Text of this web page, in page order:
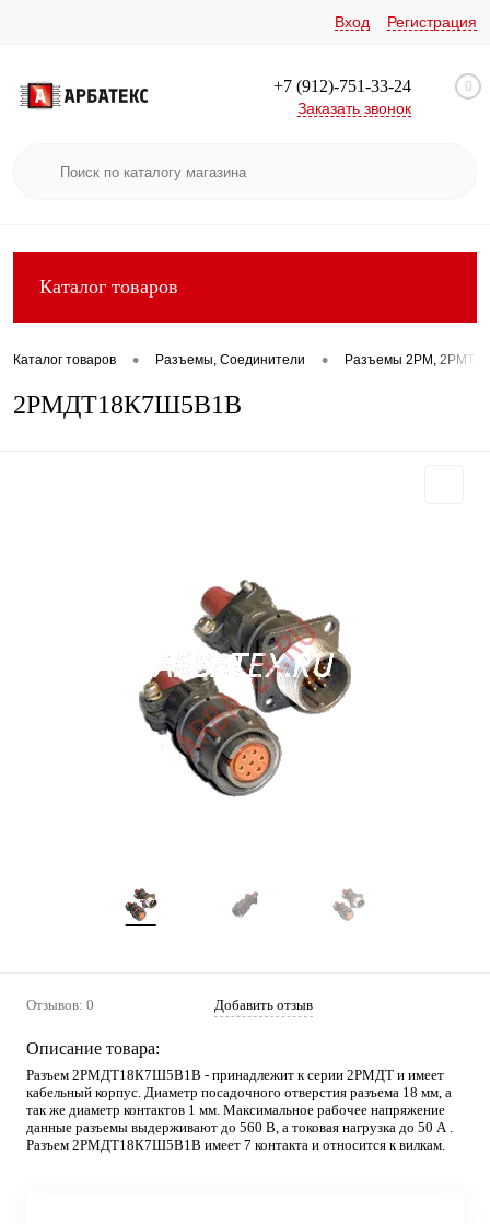
Вход Регистрация
+7 (912)-751-33-24
Заказать звонок
0
Каталог товаров
Каталог товаров • Разъемы, Соединители • Разъемы 2РМ, 2РМТ,
2РМДТ18К7Ш5В1В
Отзывов: 0 Добавить отзыв
Описание товара:
Разъем 2РМДТ18К7Ш5В1В - принадлежит к серии 2РМДТ и имеет
кабельный корпус. Диаметр посадочного отверстия разъема 18 мм, а
так же диаметр контактов 1 мм. Максимальное рабочее напряжение
данные разъемы выдерживают до 560 В, а токовая нагрузка до 50 А .
Разъем 2РМДТ18К7Ш5В1В имеет 7 контакта и относится к вилкам.